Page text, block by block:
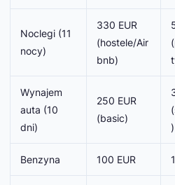
Noclegi (11
nocy)
330 EUR
(hostele/Air
bnb)
Wynajem
auta (10
dni)
250 EUR
(basic)
)
Benzyna 100 EUR